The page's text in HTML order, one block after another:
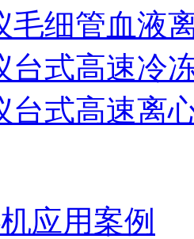
毛细管血液
台式高速冷
台式高速离
应用案例